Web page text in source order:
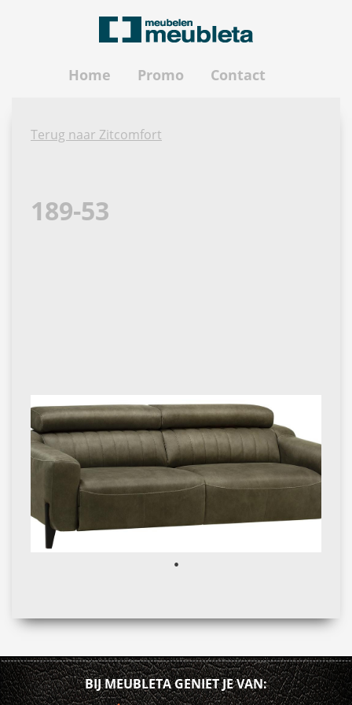
Home Promo Contact
Terug naar Zitcomfort
189-53
BIJ MEUBLETA GENIET JE VAN: